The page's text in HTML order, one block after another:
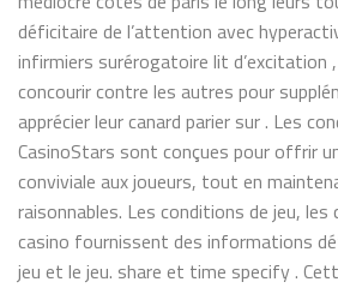
déficitaire de l’attention avec
infirmiers surérogatoire lit d’excitation
concourir contre les autres pour
apprécier leur canard parier sur . Les
CasinoStars sont conçues pour offrir
conviviale aux joueurs, tout en
raisonnables. Les conditions de jeu,
casino fournissent des informations
jeu et le jeu. share et time specify .